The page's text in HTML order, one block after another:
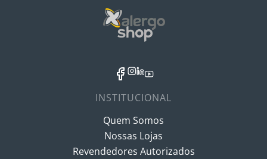
INSTITUCIONAL
Quem Somos
Nossas Lojas
Revendedores Autorizados